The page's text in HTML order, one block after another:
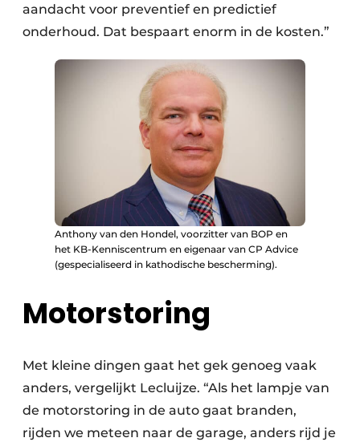
aandacht voor preventief en predictief
onderhoud. Dat bespaart enorm in de kosten.”
Anthony van den Hondel, voorzitter van BOP en
het KB-Kenniscentrum en eigenaar van CP Advice
(gespecialiseerd in kathodische bescherming).
Motorstoring
Met kleine dingen gaat het gek genoeg vaak
anders, vergelijkt Lecluijze. “Als het lampje van
de motorstoring in de auto gaat branden,
rijden we meteen naar de garage, anders rijd je